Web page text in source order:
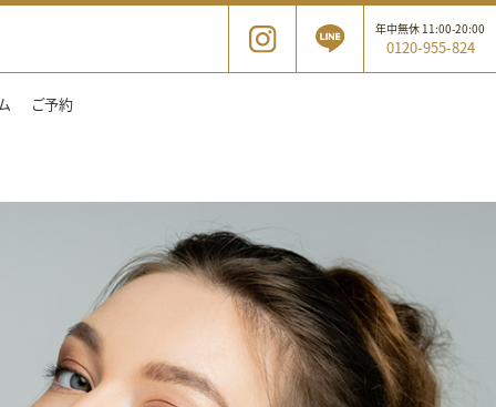
年中無休 11:00-20:00
0120-955-824
ご予約